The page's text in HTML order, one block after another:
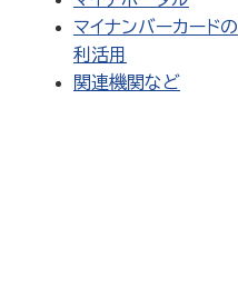
マイナンバーカードの
利活用
関連機関など